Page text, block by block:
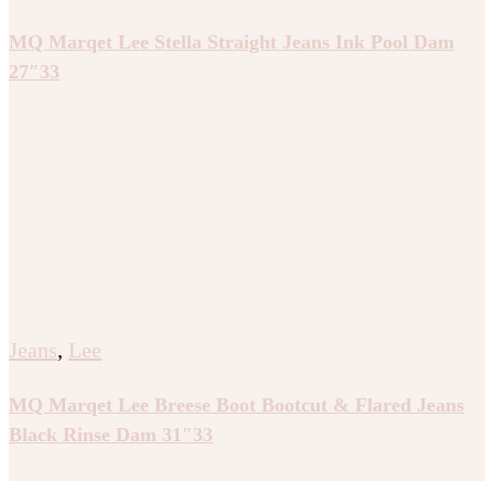
MQ Marqet Lee Stella Straight Jeans Ink Pool Dam
27″33
Jeans, Lee
MQ Marqet Lee Breese Boot Bootcut & Flared Jeans
Black Rinse Dam 31″33